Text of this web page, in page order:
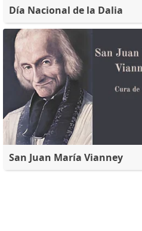
Día Nacional de la Dalia
San Juan María Vianney